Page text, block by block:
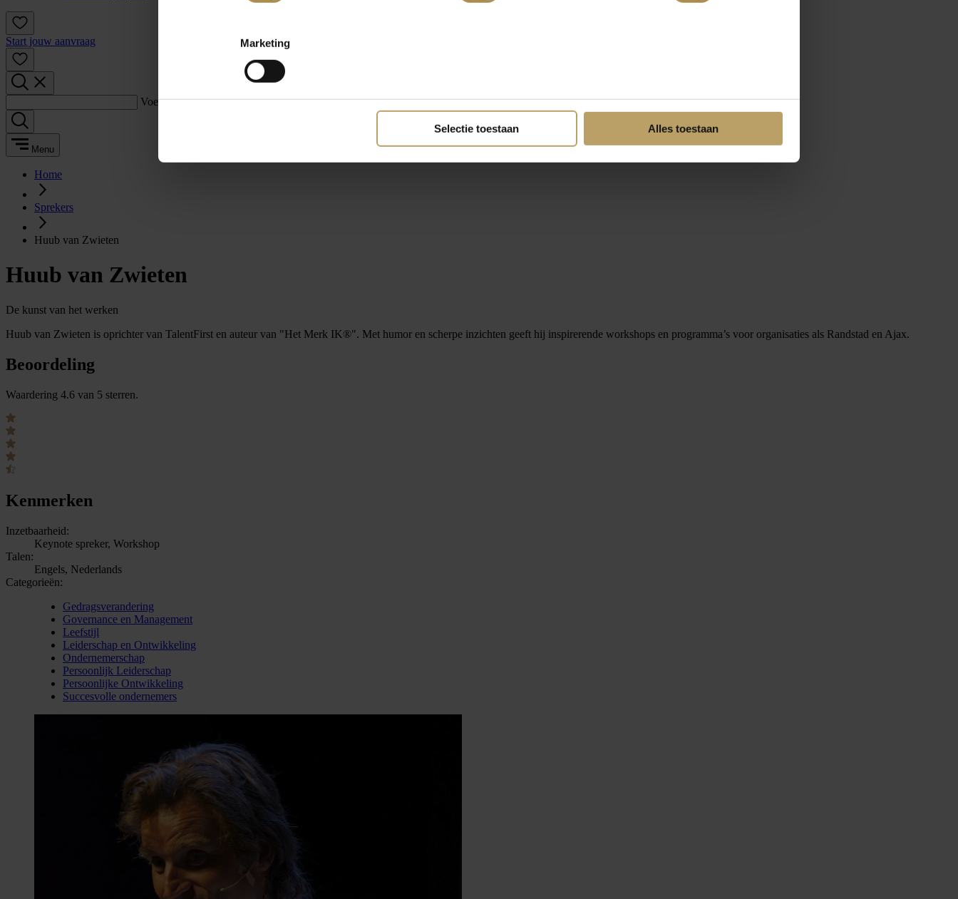
Marketing
Selectie toestaan Alles toestaan
Start jouw aanvraag
Voer een zoekterm in:
Menu
Home
Sprekers
Huub van Zwieten
Huub van Zwieten
De kunst van het werken
Huub van Zwieten is oprichter van TalentFirst en auteur van "Het Merk IK®". Met humor en scherpe inzichten geeft hij inspirerende workshops en programma’s voor organisaties als Randstad en Ajax.
Beoordeling
Waardering 4.6 van 5 sterren.
Kenmerken
Inzetbaarheid:
Keynote spreker, Workshop
Talen:
Engels, Nederlands
Categorieën:
Gedragsverandering
Governance en Management
Leefstijl
Leiderschap en Ontwikkeling
Ondernemerschap
Persoonlijk Leiderschap
Persoonlijke Ontwikkeling
Succesvolle ondernemers